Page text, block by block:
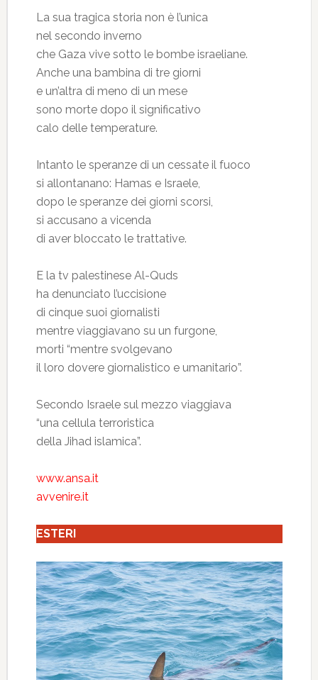
La sua tragica storia non è l’unica
nel secondo inverno
che Gaza vive sotto le bombe israeliane.
Anche una bambina di tre giorni
e un’altra di meno di un mese
sono morte dopo il significativo
calo delle temperature.
Intanto le speranze di un cessate il fuoco
si allontanano: Hamas e Israele,
dopo le speranze dei giorni scorsi,
si accusano a vicenda
di aver bloccato le trattative.
E la tv palestinese Al-Quds
ha denunciato l’uccisione
di cinque suoi giornalisti
mentre viaggiavano su un furgone,
morti “mentre svolgevano
il loro dovere giornalistico e umanitario”.
Secondo Israele sul mezzo viaggiava
“una cellula terroristica
della Jihad islamica”.
www.ansa.it
avvenire.it
ESTERI